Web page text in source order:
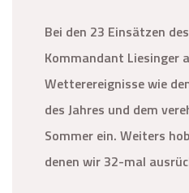
Bei den 23 Einsätzen
Kommandant Liesinger
Wetterereignisse wie
des Jahres und dem
Sommer ein. Weiters
denen wir 32-mal